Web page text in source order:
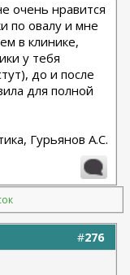
очень нравится
по овалу и мне
в клинике,
у тебя
до и после
для полной
Гурьянов А.С.
#276